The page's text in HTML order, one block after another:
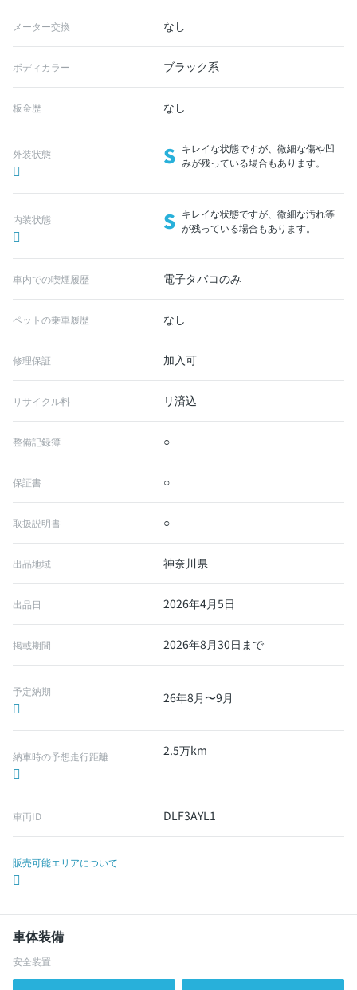
メーター交換 なし
ボディカラー ブラック系
板金歴 なし
外装状態 S キレイな状態ですが、微細な傷や凹
みが残っている場合もあります。
内装状態 S キレイな状態ですが、微細な汚れ等
が残っている場合もあります。
車内での喫煙履歴 電子タバコのみ
ペットの乗車履歴 なし
修理保証 加入可
リサイクル料 リ済込
整備記録簿 ○
保証書 ○
取扱説明書 ○
出品地域 神奈川県
出品日 2026年4月5日
掲載期間 2026年8月30日まで
予定納期 26年8月〜9月
納車時の予想走行距離 2.5万km
車両ID DLF3AYL1
販売可能エリアについて
車体装備
安全装置